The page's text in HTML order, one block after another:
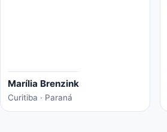
Marília Brenzink
Curitiba · Paraná